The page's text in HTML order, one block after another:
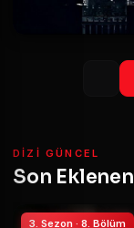
DIZI GÜNCEL
Son Eklenen
3. Sezon · 8. Bölüm